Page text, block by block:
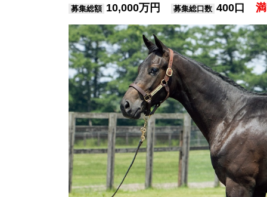
募集総額 10,000万円 募集総口数 400口